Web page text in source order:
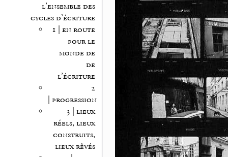
l’ensemble des
cycles d’écriture
1 | en route
pour le
monde de
de
l’écriture
2
| progression
3 | lieux
réels, lieux
construits,
lieux rêvés